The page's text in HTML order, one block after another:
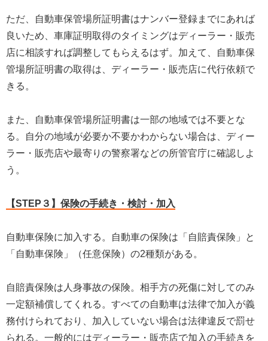
ただ、自動車保管場所証明書はナンバー登録までにあれば
良いため、車庫証明取得のタイミングはディーラー・販売
店に相談すれば調整してもらえるはず。加えて、自動車保
管場所証明書の取得は、ディーラー・販売店に代行依頼で
きる。
また、自動車保管場所証明書は一部の地域では不要とな
る。自分の地域が必要か不要かわからない場合は、ディー
ラー・販売店や最寄りの警察署などの所管官庁に確認しよ
う。
【STEP３】保険の手続き・検討・加入
自動車保険に加入する。自動車の保険は「自賠責保険」と
「自動車保険」（任意保険）の2種類がある。
自賠責保険は人身事故の保険。相手方の死傷に対してのみ
一定額補償してくれる。すべての自動車は法律で加入が義
務付けられており、加入していない場合は法律違反で罰せ
られる。一般的にはディーラー・販売店で加入の手続きを